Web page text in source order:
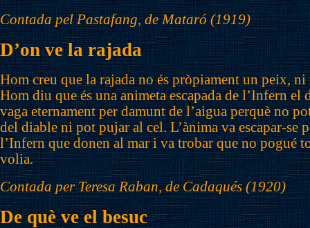
Contada pel Pastafang, de Mataró (1919)
D’on ve la rajada
Hom creu que la rajada no és pròpiament un peix,
Hom diu que és una animeta escapada de l’Infern el
vaga eternament per damunt de l’aigua perquè no
del diable ni pot pujar al cel. L’ànima va escapar-se
l’Infern que donen al mar i va trobar que no pogué
volia.
Contada per Teresa Raban, de Cadaqués (1920)
De què ve el besuc